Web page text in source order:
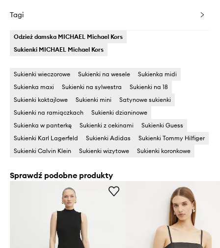
Tagi
Odzież damska MICHAEL Michael Kors
Sukienki MICHAEL Michael Kors
Sukienki wieczorowe Sukienki na wesele
Sukienka midi
Sukienka maxi
Sukienki na sylwestra
Sukienki na 18
Sukienki koktajlowe
Sukienki mini
Satynowe sukienki
Sukienki na ramiączkach
Sukienki dzianinowe
Sukienka w panterkę
Sukienki z cekinami
Sukienki Guess
Sukienki Karl Lagerfeld
Sukienki Adidas
Sukienki Tommy Hilfiger
Sukienki Calvin Klein
Sukienki wizytowe Sukienki koronkowe
Sprawdź podobne produkty